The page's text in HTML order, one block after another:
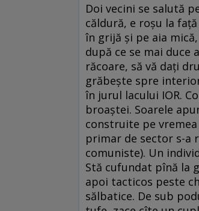
Doi vecini se salută
căldură, e roşu la
în grijă şi pe aia
după ce se mai duce
răcoare, să vă daţi
grăbeşte spre
în jurul lacului IOR.
broaştei. Soarele
construite pe
primar de sector s-a
comuniste). Un
Stă cufundat pînă la
apoi tacticos peste
sălbatice. De sub